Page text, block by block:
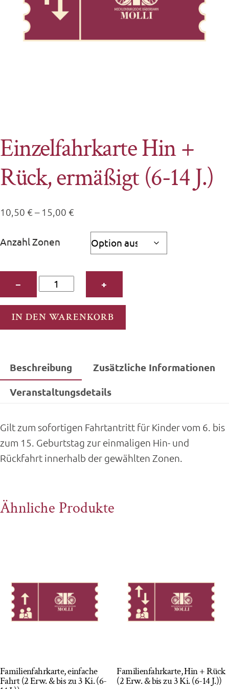
Einzelfahrkarte Hin +
Rück, ermäßigt (6-14 J.)
10,50 €– 15,00 €
15,00 €
Anzahl Zonen
−
Einzelfahrkarte
Hin
+
Rück,
14
J.)
+
IN DEN WARENKORB
Beschreibung
Zusätzliche Informationen
Veranstaltungsdetails
Gilt zum sofortigen Fahrtantritt für Kinder vom 6. bis
zum 15. Geburtstag zur einmaligen Hin- und
Rückfahrt innerhalb der gewählten Zonen.
Ähnliche Produkte
Familienfahrkarte, einfache
Fahrt (2 Erw. & bis zu 3 Ki. (6-
Familienfahrkarte, Hin + Rück
(2 Erw. & bis zu 3 Ki. (6-14 J.))